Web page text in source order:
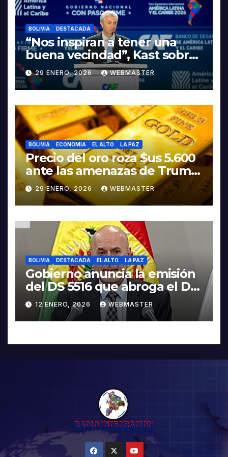
BOLIVIA DESTACADA
“Nos inspiran a tener una
buena vecindad”, Kast sobre
discurso del presidente
Rodrigo Paz
29 ENERO, 2026 WEBMASTER
BOLIVIA ECONOMIA EL ALTO LA PAZ
Precio del oro roza $us 5.600
ante las amenazas de Trump
contra Irán
29 ENERO, 2026 WEBMASTER
BOLIVIA DESTACADA EL ALTO LA PAZ
Gobierno anuncia la emisión
del DS 5516 que abroga el DS
5503
12 ENERO, 2026 WEBMASTER